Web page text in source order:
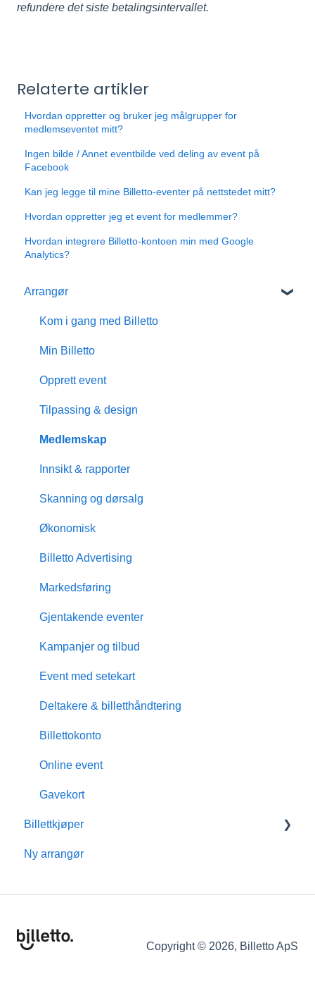
refundere det siste betalingsintervallet.
Relaterte artikler
Hvordan oppretter og bruker jeg målgrupper for
medlemseventet mitt?
Ingen bilde / Annet eventbilde ved deling av event på
Facebook
Kan jeg legge til mine Billetto-eventer på nettstedet mitt?
Hvordan oppretter jeg et event for medlemmer?
Hvordan integrere Billetto-kontoen min med Google
Analytics?
Arrangør
Kom i gang med Billetto
Min Billetto
Opprett event
Tilpassing & design
Medlemskap
Innsikt & rapporter
Skanning og dørsalg
Økonomisk
Billetto Advertising
Markedsføring
Gjentakende eventer
Kampanjer og tilbud
Event med setekart
Deltakere & billetthåndtering
Billettokonto
Online event
Gavekort
Billettkjøper
Medlemskap
Tilleggstjenester
Ny arrangør
Copyright © 2026, Billetto ApS